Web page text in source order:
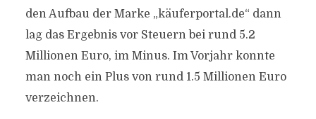
den Aufbau der Marke „käuferportal.de“ dann
lag das Ergebnis vor Steuern bei rund 5.2
Millionen Euro, im Minus. Im Vorjahr konnte
man noch ein Plus von rund 1.5 Millionen Euro
verzeichnen.